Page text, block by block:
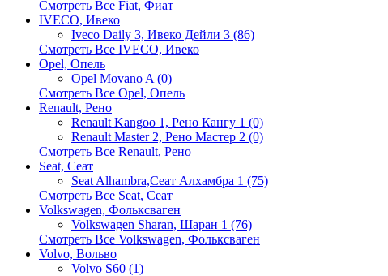
Смотреть Все Fiat, Фиат
IVECO, Ивеко
Iveco Daily 3, Ивеко Дейли 3 (86)
Смотреть Все IVECO, Ивеко
Opel, Опель
Opel Movano A (0)
Смотреть Все Opel, Опель
Renault, Рено
Renault Kangoo 1, Рено Кангу 1 (0)
Renault Master 2, Рено Мастер 2 (0)
Смотреть Все Renault, Рено
Seat, Сеат
Seat Alhambra,Сеат Алхамбра 1 (75)
Смотреть Все Seat, Сеат
Volkswagen, Фольксваген
Volkswagen Sharan, Шаран 1 (76)
Смотреть Все Volkswagen, Фольксваген
Volvo, Вольво
Volvo S60 (1)